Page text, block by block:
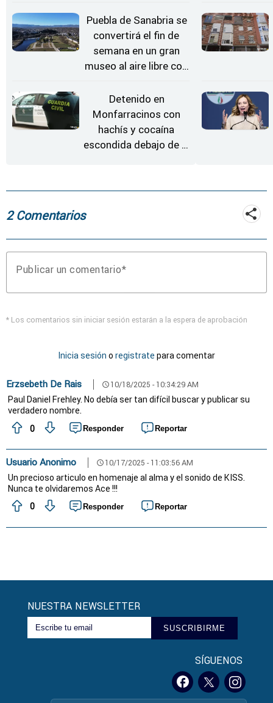
Puebla de Sanabria se
convertirá el fin de
semana en un gran
museo al aire libre con
Detenido en
Monfarracinos con
hachís y cocaína
escondida debajo de la
2 Comentarios
Publicar un comentario
* Los comentarios sin iniciar sesión estarán a la espera de aprobación
Inicia sesión o registrate para comentar
Erzsebeth De Rais schedule 10/18/2025 - 10:34:29 AM
Paul Daniel Frehley. No debía ser tan difícil buscar y publicar su
verdadero nombre.
0
Responder Reportar
Usuario Anonimo schedule 10/17/2025 - 11:03:56 AM
Un precioso articulo en homenaje al alma y el sonido de KISS.
Nunca te olvidaremos Ace !!!
0
Responder Reportar
NUESTRA NEWSLETTER
SUSCRIBIRME
SÍGUENOS